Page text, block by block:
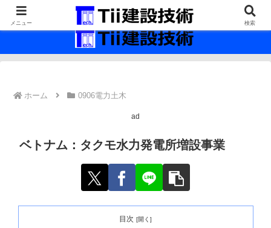
最新の建設技術の情報インフラ。
ホーム 0906電力土木
ad
ベトナム：タクモ水力発電所増設事業
目次
メニュー 検索